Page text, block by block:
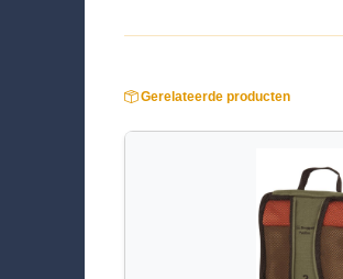
Gerelateerde producten